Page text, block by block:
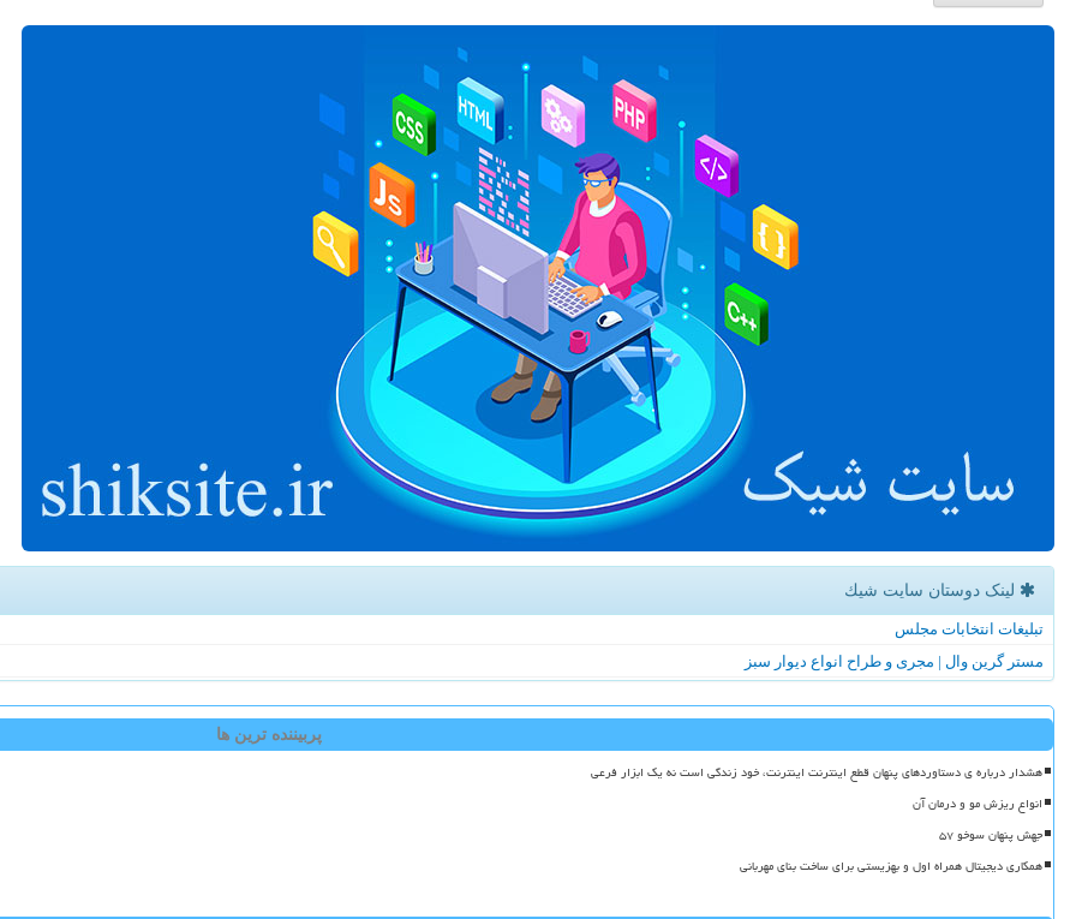
لینک دوستان سایت شیك
تبلیغات انتخابات مجلس
مستر گرین وال | مجری و طراح انواع دیوار سبز
پربیننده ترین ها
هشدار درباره ی دستاوردهای پنهان قطع اینترنت اینترنت، خود زندگی است نه یک ابزار فرعی
انواع ریزش مو و درمان آن
جهش پنهان سوخو ۵۷
همکاری دیجیتال همراه اول و بهزیستی برای ساخت بنای مهربانی